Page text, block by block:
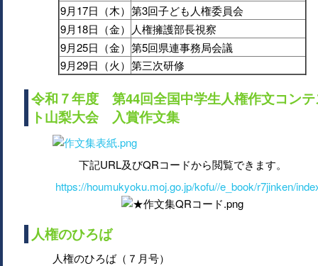
9月17日（木） 第3回子ども人権委員会
9月18日（金）
人権擁護部長視察
9月25日（金） 第5回県連事務局会議
9月29日（火） 第三次研修
令和７年度 第44回全国中学生人権作文コン
ト山梨大会 入賞作文集
下記URL及びQRコードから閲覧できます。
https://houmukyoku.moj.go.jp/kofu//e_book/r7jinken/
人権のひろば
人権のひろば（７月号）